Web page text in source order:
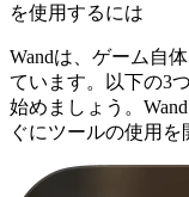
を使用するには
Wandは、ゲーム自
ています。以下の3
始めましょう。
ぐにツールの使用を